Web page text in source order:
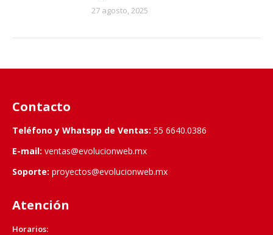
27 agosto, 2025
Contacto
Teléfono y Whatspp de Ventas: 55 6640.0386
E-mail: ventas@evolucionweb.mx
Soporte: proyectos@evolucionweb.mx
Atención
Horarios: